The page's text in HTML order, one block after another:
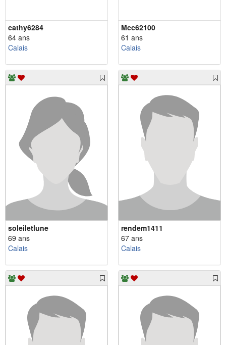
cathy6284
64 ans
Calais
Mcc62100
61 ans
Calais
soleiletlune
69 ans
Calais
rendem1411
67 ans
Calais